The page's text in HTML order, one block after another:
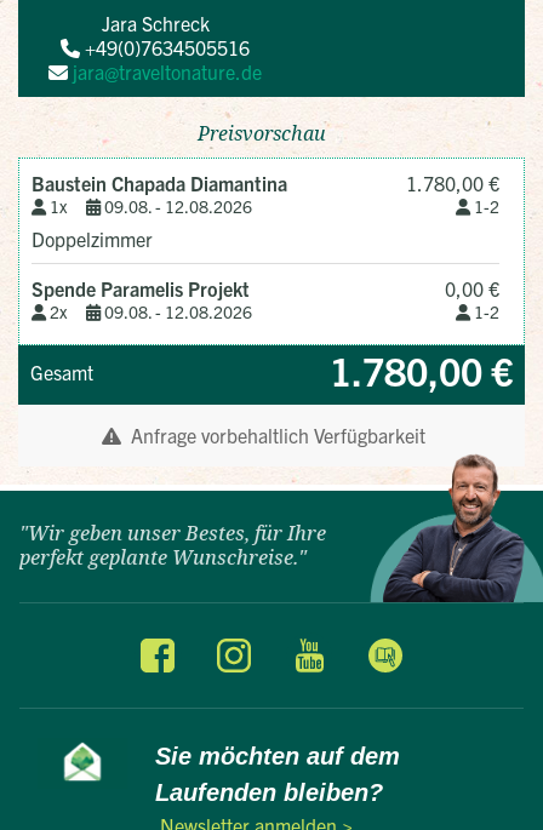
"Wir geben unser Bestes, für Ihre
perfekt geplante Wunschreise."
Sie möchten auf dem
Laufenden bleiben?